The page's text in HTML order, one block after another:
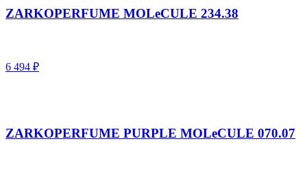
ZARKOPERFUME MOLeCULE 234.38
6 494 ₽
ZARKOPERFUME PURPLE MOLeCULE 070.07